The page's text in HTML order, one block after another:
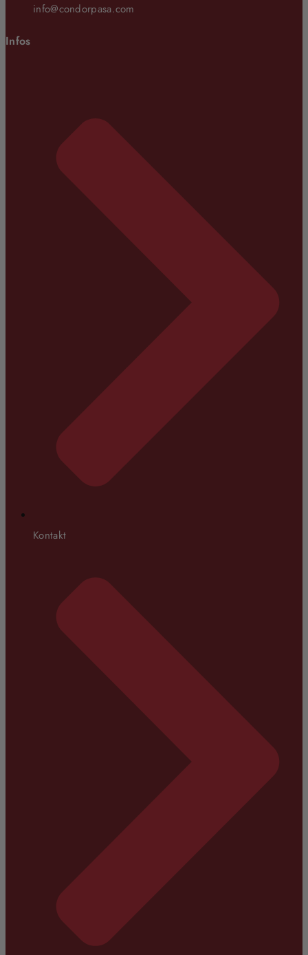
info@condorpasa.com
Infos
Kontakt